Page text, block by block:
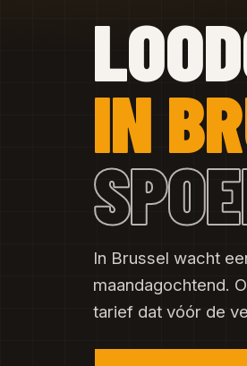
IN
In Brussel wacht
maandagochtend.
tarief dat vóór de